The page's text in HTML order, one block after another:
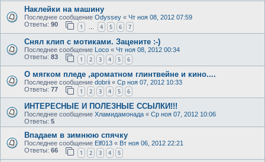
Наклейки на машину
Последнее сообщение Odyssey « Чт ноя 08, 2012 07:59
Ответы: 90 1 … 4 5 6 7
Снял клип с мотиками. Зацените :-)
Последнее сообщение Loco « Чт ноя 08, 2012 00:34
Ответы: 83 1 2 3 4 5 6
О мягком пледе ,ароматном глинтвейне и кино....
Последнее сообщение dobrii « Ср ноя 07, 2012 10:33
Ответы: 77 1 2 3 4 5 6
ИНТЕРЕСНЫЕ И ПОЛЕЗНЫЕ ССЫЛКИ!!!
Последнее сообщение Хламидамонада « Ср ноя 07, 2012 10:06
Ответы: 5
Впадаем в зимнюю спячку
Последнее сообщение Elf013 « Вт ноя 06, 2012 22:21
Ответы: 66 1 2 3 4 5